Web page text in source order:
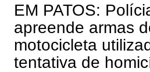
EM PATOS:
apreende armas
motocicleta
tentativa de